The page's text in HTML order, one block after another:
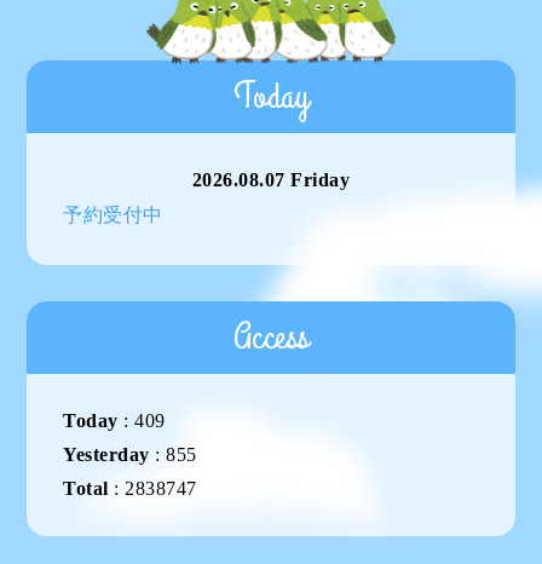
Today
2026.08.07 Friday
予約受付中
Access
Today :409
Yesterday :855
Total : 2838747